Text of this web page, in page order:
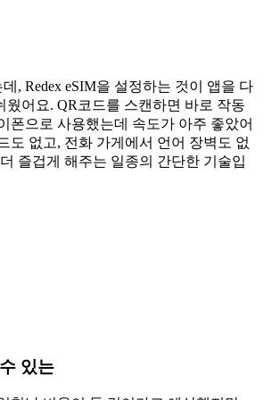
, Redex eSIM을 설정하는 것이 앱을 다
웠어요. QR코드를 스캔하면 바로 작동
폰으로 사용했는데 속도가 아주 좋았어
도 없고, 전화 가게에서 언어 장벽도 없
즐겁게 해주는 일종의 간단한 기술입
있는